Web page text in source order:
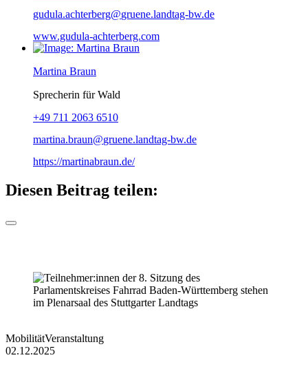
gudula.achterberg
gruene.landtag-bw de
www.gudula-achterberg.com
Martina Braun
Sprecherin für Wald
+49 711 2063 6510
martina.braun
gruene.landtag-bw de
https://martinabraun.de/
Diesen Beitrag teilen:
MobilitätVeranstaltung
02.12.2025